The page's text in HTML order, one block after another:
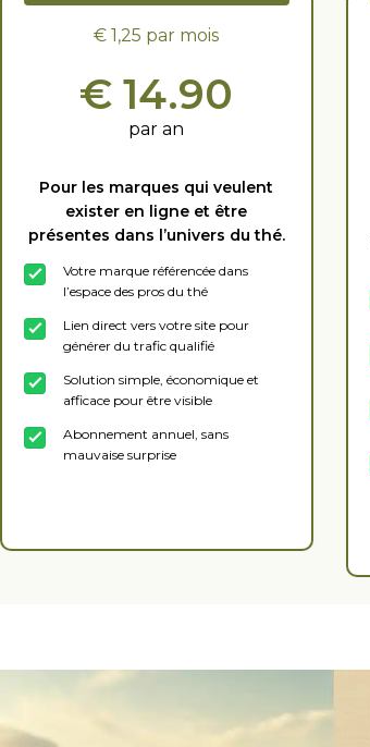
€ 1,25 par mois
€ 14.90
par an
Pour les marques qui veulent
exister en ligne et être
présentes dans l’univers du thé.
Votre marque référencée dans
l’espace des pros du thé
Lien direct vers votre site pour
générer du trafic qualifié
Solution simple, économique et
afficace pour être visible
Abonnement annuel, sans
mauvaise surprise